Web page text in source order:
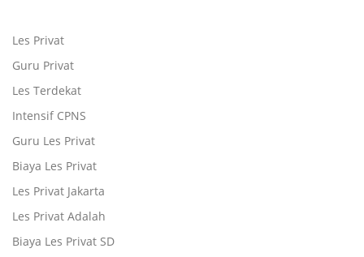
Les Privat
Guru Privat
Les Terdekat
Intensif CPNS
Guru Les Privat
Biaya Les Privat
Les Privat Jakarta
Les Privat Adalah
Biaya Les Privat SD